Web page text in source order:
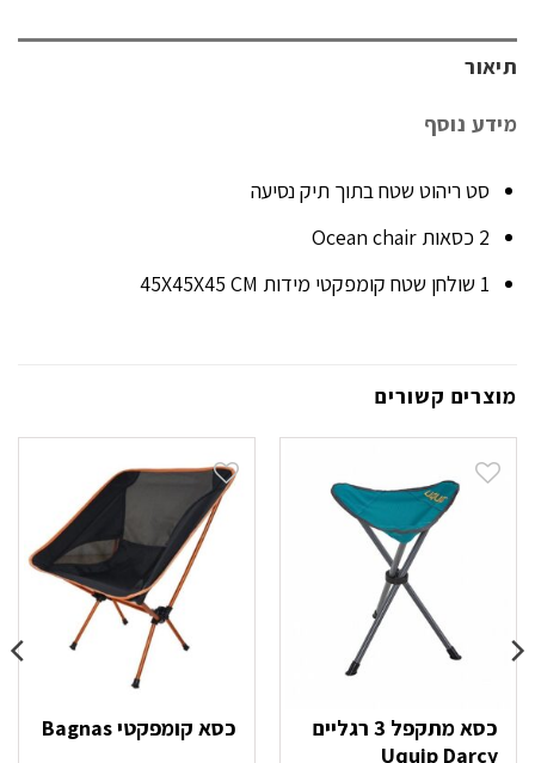
תיאור
מידע נוסף
סט ריהוט שטח בתוך תיק נסיעה
2 כסאות Ocean chair
1 שולחן שטח קומפקטי מידות 45X45X45 CM
מוצרים קשורים
כסא מתקפל 3 רגליים
Uquip Darcy
כסא קומפקטי Bagnas